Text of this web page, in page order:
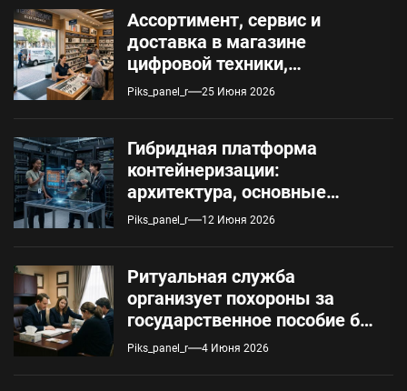
Ассортимент, сервис и
доставка в магазине
цифровой техники,
работающем с 2010 года
Piks_panel_r 25 Июня 2026
Гибридная платформа
контейнеризации:
архитектура, основные
компоненты и сценарии
Piks_panel_r 12 Июня 2026
Ритуальная служба
организует похороны за
государственное пособие без
предоплаты: условия и
Piks_panel_r 4 Июня 2026